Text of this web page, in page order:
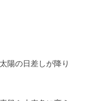
陽の日差しが降り